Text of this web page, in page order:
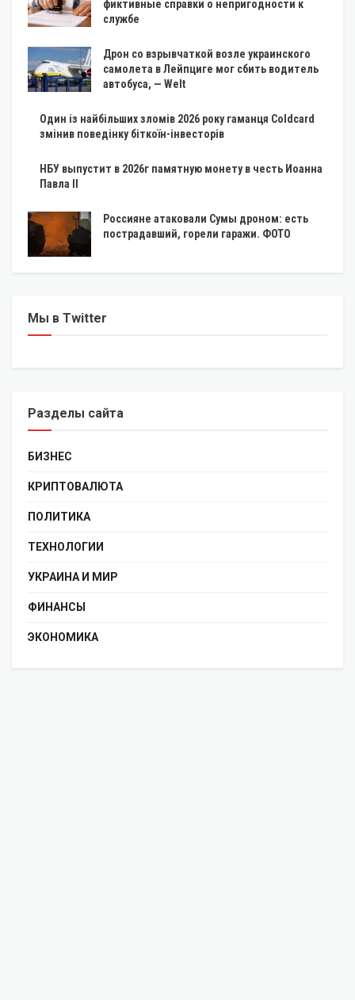
фиктивные справки о непригодности к
службе
Дрон со взрывчаткой возле украинского
самолета в Лейпциге мог сбить водитель
автобуса, — Welt
Один із найбільших зломів 2026 року гаманця Coldcard
змінив поведінку біткоїн-інвесторів
НБУ выпустит в 2026г памятную монету в честь Иоанна
Павла II
Россияне атаковали Сумы дроном: есть
пострадавший, горели гаражи. ФОТО
Мы в Twitter
Разделы сайта
БИЗНЕС
КРИПТОВАЛЮТА
ПОЛИТИКА
ТЕХНОЛОГИИ
УКРАИНА И МИР
ФИНАНСЫ
ЭКОНОМИКА